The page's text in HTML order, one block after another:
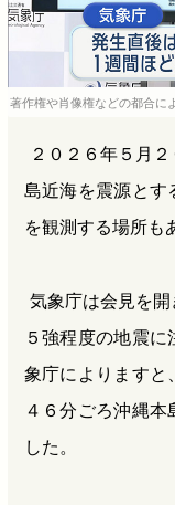
著作権や肖像権などの都合に
２０２６年５月
島近海を震源とす
を観測する場所も
気象庁は会見を
５強程度の地震
象庁によりますと
４６分ごろ沖縄
した。